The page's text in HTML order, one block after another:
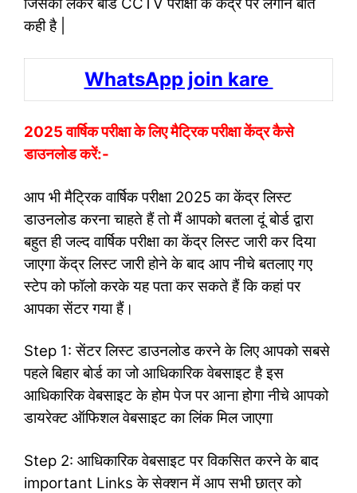
जिसको लेकर बोर्ड CCTV परीक्षा के केंद्र पर लगाने बात
कही है |
WhatsApp join kare
2025 वार्षिक परीक्षा के लिए मैट्रिक परीक्षा केंद्र कैसे
डाउनलोड करें:-
आप भी मैट्रिक वार्षिक परीक्षा 2025 का केंद्र लिस्ट
डाउनलोड करना चाहते हैं तो मैं आपको बतला दूं बोर्ड द्वारा
बहुत ही जल्द वार्षिक परीक्षा का केंद्र लिस्ट जारी कर दिया
जाएगा केंद्र लिस्ट जारी होने के बाद आप नीचे बतलाए गए
स्टेप को फॉलो करके यह पता कर सकते हैं कि कहां पर
आपका सेंटर गया हैं।
Step 1: सेंटर लिस्ट डाउनलोड करने के लिए आपको सबसे
पहले बिहार बोर्ड का जो आधिकारिक वेबसाइट है इस
आधिकारिक वेबसाइट के होम पेज पर आना होगा नीचे आपको
डायरेक्ट ऑफिशल वेबसाइट का लिंक मिल जाएगा
Step 2: आधिकारिक वेबसाइट पर विकसित करने के बाद
important Links के सेक्शन में आप सभी छात्र को